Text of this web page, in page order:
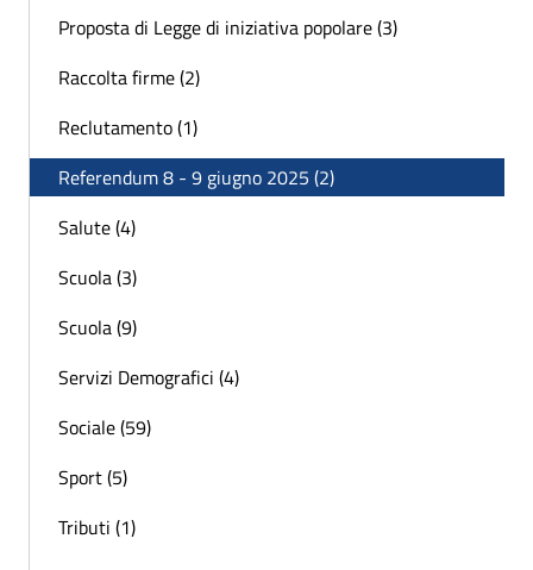
Proposta di Legge di iniziativa popolare (3)
Raccolta firme (2)
Reclutamento (1)
Referendum 8 - 9 giugno 2025 (2)
Salute (4)
Scuola (3)
Scuola (9)
Servizi Demografici (4)
Sociale (59)
Sport (5)
Tributi (1)